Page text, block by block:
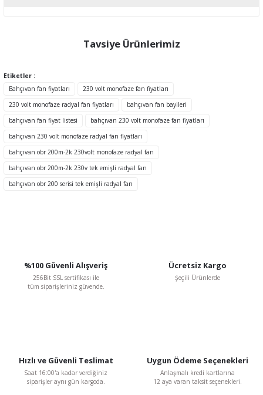
tarafımıza iletebilirsiniz.
Görüş ve önerileriniz için teşekkür ederiz.
Ürün fiyatı diğer sitelerden daha pahalı.
Bu ürüne benzer farklı alternatifler olmalı.
Tavsiye Ürünlerimiz
TÜKENDİ
BVN Bahçıvan
%48 1.569,76 TL
Etiketler :
Bahçıvan fan fiyatları
230 volt monofaze fan fiyatları
230 volt monofaze radyal fan fiyatları
bahçıvan fan bayileri
bahçıvan fan fiyat listesi
bahçıvan 230 volt monofaze fan fiyatları
bahçıvan 230 volt monofaze radyal fan fiyatları
bahçıvan obr 200m-2k 230volt monofaze radyal fan
bahçıvan obr 200m-2k 230v tek emişli radyal fan
bahçıvan obr 200 serisi tek emişli radyal fan
%100 Güvenli Alışveriş
256Bit SSL sertifikası ile
tüm siparişleriniz güvende.
Ücretsiz Kargo
Şeçili Ürünlerde
Hızlı ve Güvenli Teslimat
Saat 16:00'a kadar verdiğiniz
siparişler aynı gün kargoda.
Uygun Ödeme Seçenekleri
Anlaşmalı kredi kartlarına
12 aya varan taksit seçenekleri.